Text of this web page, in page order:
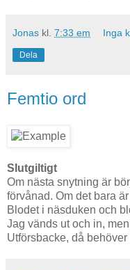
Jonas kl. 7:33 em Inga
Dela
Femtio ord
Slutgiltigt
Om nästa snytning är
förvånad. Om det bara
Blodet i näsduken och
Jag vänds ut och in,
Utförsbacke, då